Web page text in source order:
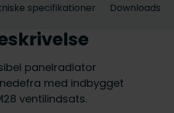
specifikationer Downloads
panelradiator
med indbygget
ventilindsats.